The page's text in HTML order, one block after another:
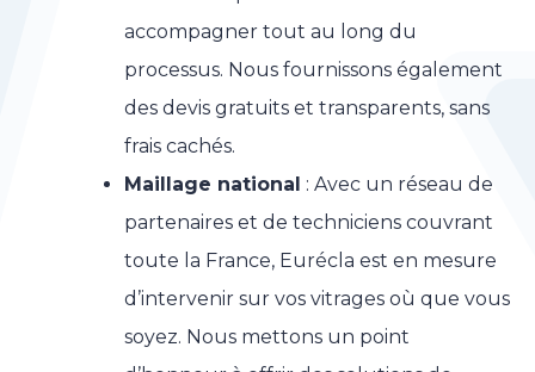
accompagner tout au long du
processus. Nous fournissons également
des devis gratuits et transparents, sans
frais cachés.
Maillage national : Avec un réseau de
partenaires et de techniciens couvrant
toute la France, Eurécla est en mesure
d’intervenir sur vos vitrages où que vous
soyez. Nous mettons un point